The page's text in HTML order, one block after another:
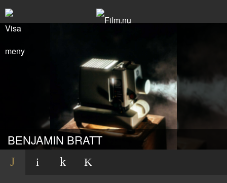
BENJAMIN BRATT